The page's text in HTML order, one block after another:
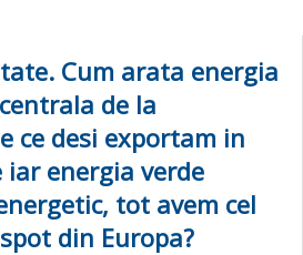
Cum arata energia
de la
ce desi exportam in
energia verde
tot avem cel
din Europa?